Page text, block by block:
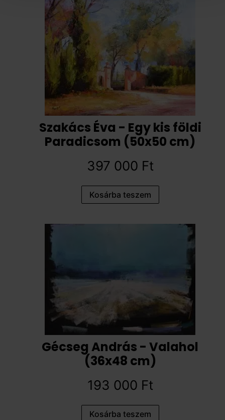
Szakács Éva - Egy kis földi
Paradicsom (50x50 cm)
397 000 Ft
Kosárba teszem
Gécseg András - Valahol
(36x48 cm)
193 000 Ft
Kosárba teszem